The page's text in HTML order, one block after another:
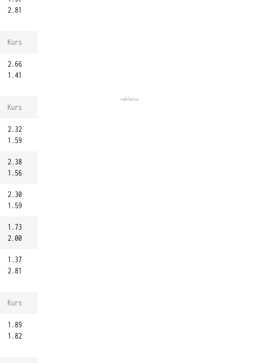
2.81
Kurs
2.66
1.41
Kurs
2.32
1.59
2.38
1.56
2.30
1.59
1.73
2.00
1.37
2.81
Kurs
1.89
1.82